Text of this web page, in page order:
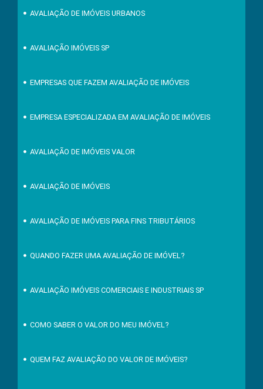
AVALIAÇÃO DE IMÓVEIS URBANOS
AVALIAÇÃO IMÓVEIS SP
EMPRESAS QUE FAZEM AVALIAÇÃO DE IMÓVEIS
EMPRESA ESPECIALIZADA EM AVALIAÇÃO DE IMÓVEIS
AVALIAÇÃO DE IMÓVEIS VALOR
AVALIAÇÃO DE IMÓVEIS
AVALIAÇÃO DE IMÓVEIS PARA FINS TRIBUTÁRIOS
QUANDO FAZER UMA AVALIAÇÃO DE IMÓVEL?
AVALIAÇÃO IMÓVEIS COMERCIAIS E INDUSTRIAIS SP
COMO SABER O VALOR DO MEU IMÓVEL?
QUEM FAZ AVALIAÇÃO DO VALOR DE IMÓVEIS?